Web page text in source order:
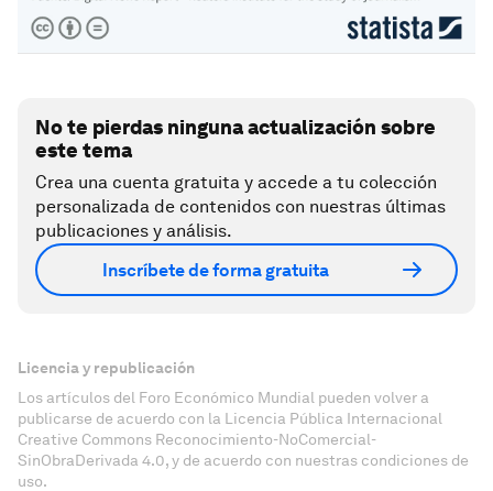
No te pierdas ninguna actualización sobre
este tema
Crea una cuenta gratuita y accede a tu colección
personalizada de contenidos con nuestras últimas
publicaciones y análisis.
Inscríbete de forma gratuita
Licencia y republicación
Los artículos del Foro Económico Mundial pueden volver a
publicarse de acuerdo con la Licencia Pública Internacional
Creative Commons Reconocimiento-NoComercial-
SinObraDerivada 4.0, y de acuerdo con nuestras condiciones de
uso.